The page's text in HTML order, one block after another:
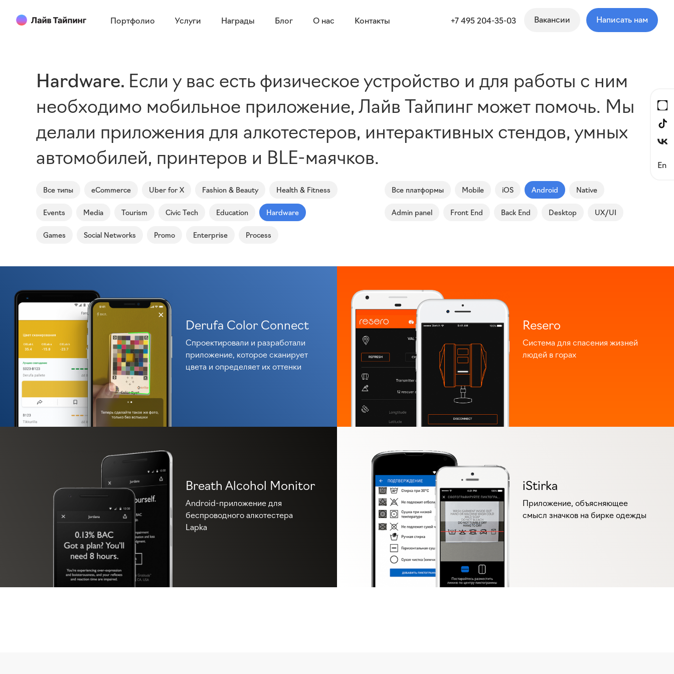
Портфолио Услуги Награды Блог О нас Контакты +7 495 204-35-03 Вакансии Написать нам
En
Hardware Если у вас есть физическое устройство и для работы с ним
необходимо мобильное приложение, Лайв Тайпинг может помочь. Мы
делали приложения для алкотестеров, интерактивных стендов, умных
автомобилей, принтеров и BLE-маячков.
Все типы eCommerce Uber for X Fashion & Beauty Health & Fitness
Events Media Tourism Civic Tech Education Hardware
Games Social Networks Promo Enterprise Process
Все платформы Mobile iOS Android Native
Admin panel Front End Back End Desktop UX/UI
Derufa Color Connect
Спроектировали и разработали
приложение, которое сканирует
цвета и определяет их оттенки
Resero
Система для спасения жизней
людей в горах
Breath Alcohol Monitor
Android-приложение для
беспроводного алкотестера
Lapka
iStirka
Приложение, объясняющее
смысл значков на бирке одежды